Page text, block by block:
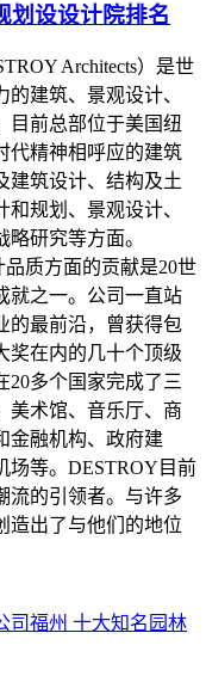
划设设计院排名
Architects）是世
建筑、景观设计、
目前总部位于美国纽
代精神相呼应的建筑
建筑设计、结构及土
规划、景观设计、
研究等方面。
质方面的贡献是20世
就之一。公司一直站
的最前沿，曾获得包
奖在内的几十个顶级
20多个国家完成了三
美术馆、音乐厅、商
金融机构、政府建
场等。DESTROY目前
流的引领者。与许多
造出了与他们的地位